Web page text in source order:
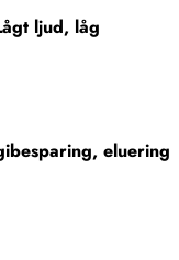
ljud, låg
eluering